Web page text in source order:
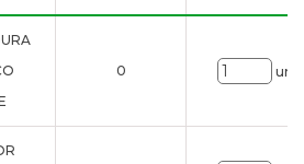
0 uni.